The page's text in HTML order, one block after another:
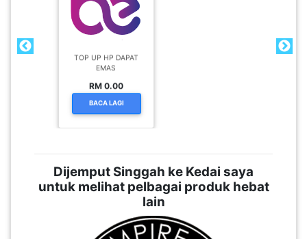
TOP UP HP DAPAT
EMAS
RM 0.00
BACA LAGI
Dijemput Singgah ke Kedai saya
untuk melihat pelbagai produk hebat
lain